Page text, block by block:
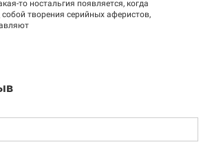
то ностальгия появляется, когда
творения серийных аферистов,